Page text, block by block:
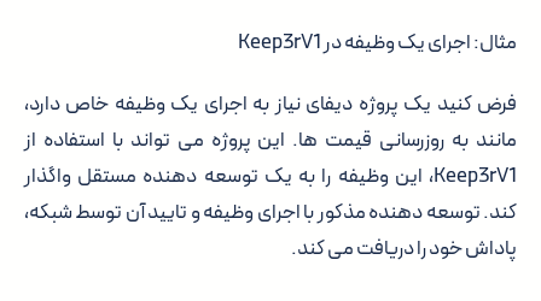
مثال: اجرای یک وظیفه در Keep3rV1
فرض کنید یک پروژه دیفای نیاز به اجرای یک وظیفه خاص دارد،
مانند به روزرسانی قیمت ها. این پروژه می تواند با استفاده از
Keep3rV1، این وظیفه را به یک توسعه دهنده مستقل واگذار
کند. توسعه دهنده مذکور با اجرای وظیفه و تایید آن توسط شبکه،
پاداش خود را دریافت می کند.